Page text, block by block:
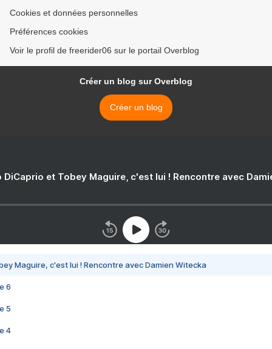
Cookies et données personnelles
Préférences cookies
Voir le profil de freerider06 sur le portail Overblog
Créer un blog sur Overblog
Créer un blog
DiCaprio et Tobey Maguire, c'est lui ! Rencontre avec
Maguire, c'est lui ! Rencontre avec Damien Witecka
6
5
4